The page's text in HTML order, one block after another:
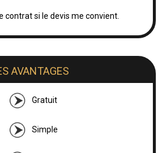
contrat si le devis me convient.
AVANTAGES
Gratuit
Simple